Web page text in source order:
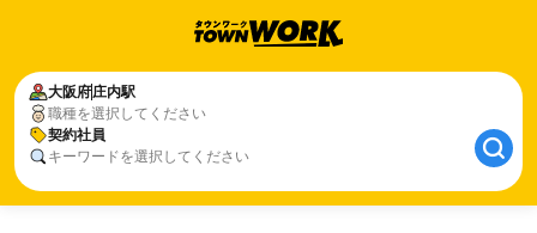
大阪府庄内駅
職種を選択してください
契約社員
キーワードを選択してください